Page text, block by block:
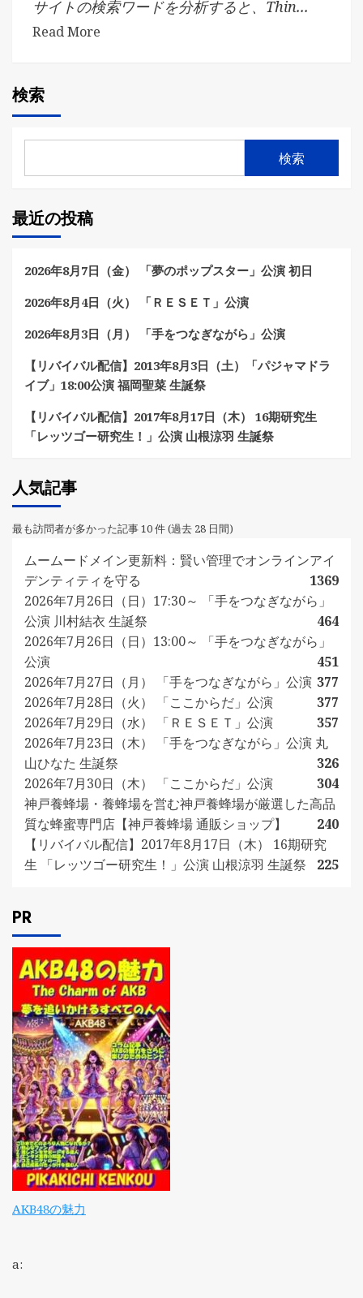
サイトの検索ワードを分析すると、Thin...
Read More
検索
検索
最近の投稿
2026年8月7日（金） 「夢のポップスター」公演 初日
2026年8月4日（火） 「ＲＥＳＥＴ」公演
2026年8月3日（月） 「手をつなぎながら」公演
【リバイバル配信】2013年8月3日（土）「パジャマドラ
イブ」18:00公演 福岡聖菜 生誕祭
【リバイバル配信】2017年8月17日（木） 16期研究生
「レッツゴー研究生！」公演 山根涼羽 生誕祭
人気記事
最も訪問者が多かった記事 10 件 (過去 28 日間)
ムームードメイン更新料：賢い管理でオンラインアイ
デンティティを守る
1369
2026年7月26日（日）17:30～ 「手をつなぎながら」
公演 川村結衣 生誕祭
464
2026年7月26日（日）13:00～ 「手をつなぎながら」
公演
451
2026年7月27日（月） 「手をつなぎながら」公演 377
2026年7月28日（火） 「ここからだ」公演
377
2026年7月29日（水） 「ＲＥＳＥＴ」公演
357
2026年7月23日（木） 「手をつなぎながら」公演 丸
山ひなた 生誕祭
326
2026年7月30日（木） 「ここからだ」公演
304
神戸養蜂場・養蜂場を営む神戸養蜂場が厳選した高品
質な蜂蜜専門店【神戸養蜂場 通販ショップ】
240
【リバイバル配信】2017年8月17日（木） 16期研究
生 「レッツゴー研究生！」公演 山根涼羽 生誕祭
225
PR
AKB48の魅力
a: